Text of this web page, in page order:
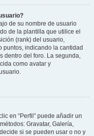
de su nombre de usuario
de la plantilla que utilice el
(rank) del usuario,
puntos, indicando la cantidad
dentro del foro. La segunda,
como avatar y
en “Perfil” puede añadir un
Gravatar, Galería,
si se pueden usar o no y